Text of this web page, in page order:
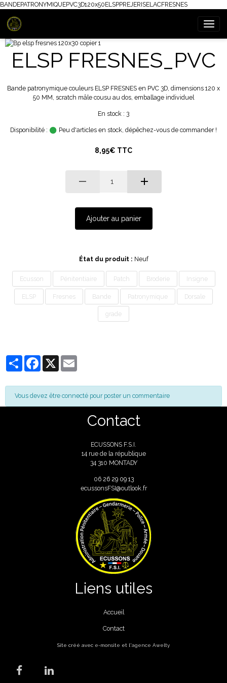
BANDEPATRONYMIQUEPVC3D120x50ELSPPREJERISELACFRESNES
ELSP FRESNES_PVC
Bande patronymique couleurs ELSP FRESNES en PVC 3D, dimensions 120 x
50 MM, scratch mâle cousu au dos, emballage individuel
En stock : 3
Disponibilité : Peu d'articles en stock, dépêchez-vous de commander !
8,95€ TTC
Ajouter au panier
État du produit : Neuf
Ecusson Pénitentiaire Patch Broderie Insigne
ELSP Fresnes Bande Patronymique Dorsale
grade
PartagerFacebook
X
Vous devez être connecté pour poster un commentaire
Contact
ECUSSONS F.S.I.
14 rue de la république
34 310 MONTADY
06 26 29 09 13
ecussonsFSI@outlook.fr
Liens utiles
Accueil
Contact
Site créé avec e-monsite et l'agence Awelty